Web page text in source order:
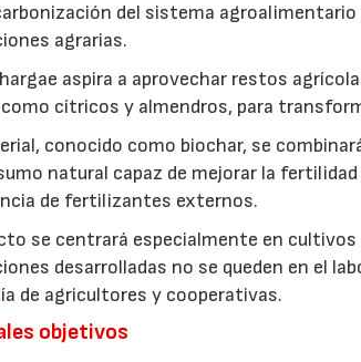
del sistema
agrarias.
aspira a aprovechar restos
cítricos y almendros, para
conocido como biochar, se
natural capaz de mejorar la
de fertilizantes externos.
se centrará especialmente en
desarrolladas no se queden en el
de agricultores y cooperativas.
objetivos